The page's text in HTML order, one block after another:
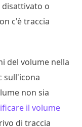
disattivato o
c'è traccia
del volume nella
sull'icona
non sia
il volume
di traccia